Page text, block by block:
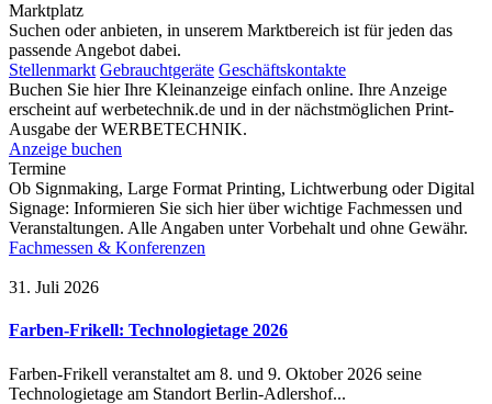
Marktplatz
Suchen oder anbieten, in unserem Marktbereich ist für jeden das
passende Angebot dabei.
Stellenmarkt Gebrauchtgeräte Geschäftskontakte
Buchen Sie hier Ihre Kleinanzeige einfach online. Ihre Anzeige
erscheint auf werbetechnik.de und in der nächstmöglichen Print-
Ausgabe der WERBETECHNIK.
Anzeige buchen
Termine
Ob Signmaking, Large Format Printing, Lichtwerbung oder Digital
Signage: Informieren Sie sich hier über wichtige Fachmessen und
Veranstaltungen. Alle Angaben unter Vorbehalt und ohne Gewähr.
Fachmessen & Konferenzen
31. Juli 2026
Farben-Frikell: Technologietage 2026
Farben-Frikell veranstaltet am 8. und 9. Oktober 2026 seine
Technologietage am Standort Berlin-Adlershof...